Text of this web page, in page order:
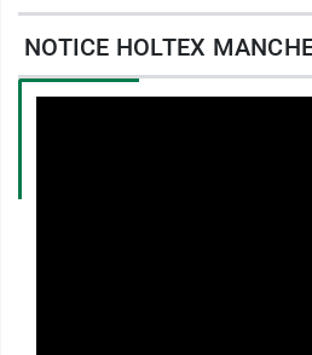
l'encoche prévue sur le
devra se munir d'une pince
sorte de blessure profonde
NOTICE HOLTEX